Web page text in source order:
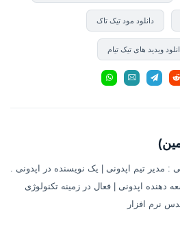
دانلود مود تیک تاک
ویدید های تیک تیام
: مدیر تیم اپدونی | یک نویسنده در اپدونی .
دهنده اپدونی | فعال در زمینه تکنولوژی
نرم افزار